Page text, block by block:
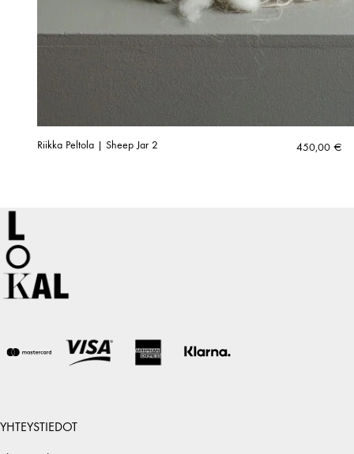
Riikka Peltola | Sheep Jar 2 450,00 €
YHTEYSTIEDOT